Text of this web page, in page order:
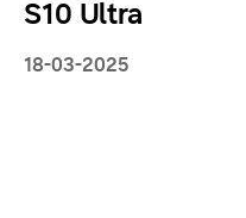
S10 Ultra
18-03-2025